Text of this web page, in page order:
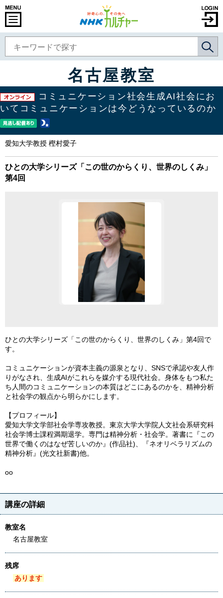
名古屋教室
コミュニケーション社会生成AI社会にお
いてコミュニケーションは今どうなっているのか
愛知大学教授 樫村愛子
ひとの大学シリーズ「この世のからくり、世界のしくみ」
第4回
ひとの大学シリーズ「この世のからくり、世界のしくみ」第4回で
す。
コミュニケーションが資本主義の源泉となり、SNSで承認や友人作
りがなされ、生成AIがこれらを媒介する現代社会。身体をもつ私た
ち人間のコミュニケーションの本質はどこにあるのかを、精神分析
と社会学の観点から明らかにします。
【プロフィール】
愛知大学文学部社会学専攻教授。東京大学大学院人文社会系研究科
社会学博士課程満期退学。専門は精神分析・社会学。著書に『この
世界で働くのはなぜ苦しいのか』(作品社)、『ネオリベラリズムの
精神分析』(光文社新書)他。
oo
講座の詳細
教室名
名古屋教室
残席
あります